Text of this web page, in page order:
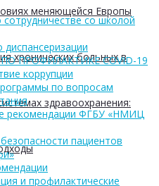
меняющейся Европы
хронических больных в
здравоохранения:
со школой
ПРОФИЛАКТИКЕ COVID-19
коррупции
по вопросам
рекомендации ФГБУ «НМИЦ
пациентов
и профилактические